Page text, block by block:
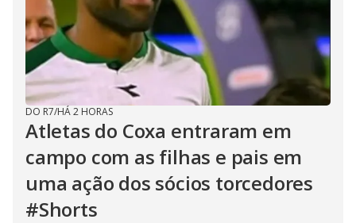
DO R7/HÁ 2 HORAS
Atletas do Coxa entraram em
campo com as filhas e pais em
uma ação dos sócios torcedores
#Shorts